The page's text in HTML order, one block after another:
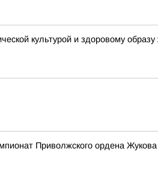
культурой и здоровому
Приволжского ордена